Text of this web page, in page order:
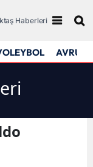
Haberleri